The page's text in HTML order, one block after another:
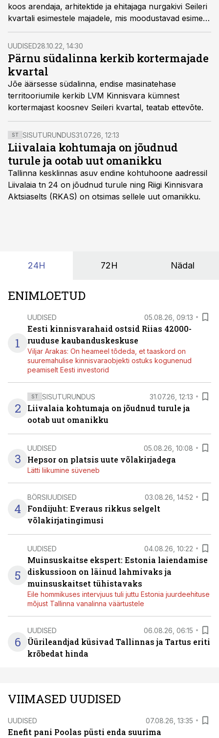
koos arendaja, arhitektide ja ehitajaga nurgakivi Seileri
kvartali esimestele majadele, mis moodustavad esimese
etapi Pärnu jõe kaldale kerkivast uuest elurajoonist
Seileri Kvartalist.
UUDISED28.10.22, 14:30
Pärnu südalinna kerkib kortermajade
kvartal
Jõe äärsesse südalinna, endise masinatehase
territooriumile kerkib LVM Kinnisvara kümnest
kortermajast koosnev Seileri kvartal, teatab ettevõte.
ST SISUTURUNDUS31.07.26, 12:13
Liivalaia kohtumaja on jõudnud
turule ja ootab uut omanikku
Tallinna kesklinnas asuv endine kohtuhoone aadressil
Liivalaia tn 24 on jõudnud turule ning Riigi Kinnisvara
Aktsiaselts (RKAS) on otsimas sellele uut omanikku.
24H 72H Nädal
ENIMLOETUD
1
UUDISED 05.08.26, 09:13
Eesti kinnisvarahaid ostsid Riias 42000-
ruuduse kaubanduskeskuse
Viljar Arakas: On heameel tõdeda, et taaskord on
suuremahulise kinnisvaraobjekti ostuks kogunenud
peamiselt Eesti investorid
2
ST SISUTURUNDUS 31.07.26, 12:13
Liivalaia kohtumaja on jõudnud turule ja
ootab uut omanikku
3
UUDISED 05.08.26, 10:08
Hepsor on platsis uute võlakirjadega
Lätti liikumine süveneb
4
BÖRSIUUDISED 03.08.26, 14:52
Fondijuht: Everaus rikkus selgelt
võlakirjatingimusi
5
UUDISED 04.08.26, 10:22
Muinsuskaitse ekspert: Estonia laiendamise
diskussioon on läinud lahmivaks ja
muinsuskaitset tühistavaks
Eile hommikuses intervjuus tuli juttu Estonia juurdeehituse
mõjust Tallinna vanalinna väärtustele
6
UUDISED 06.08.26, 06:15
Üürileandjad küsivad Tallinnas ja Tartus eriti
krõbedat hinda
VIIMASED UUDISED
UUDISED 07.08.26, 13:35
Enefit pani Poolas püsti enda suurima